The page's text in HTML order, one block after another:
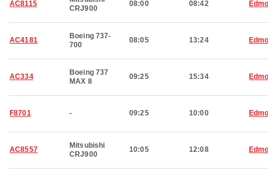
AC8115
CRJ900
08:00 08:42
AC4181
Boeing 737-
700
08:05 13:24
AC334
Boeing 737
MAX 8
09:25 15:34
F8701 - 09:25 10:00
AC8557
Mitsubishi
CRJ900
10:05 12:08